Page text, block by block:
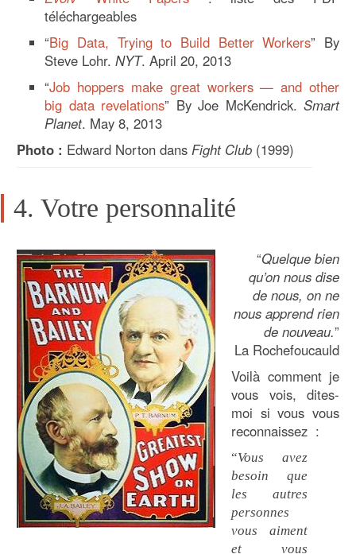
téléchargeables
“Big Data, Trying to Build Better Workers” By
Steve Lohr.NYT. April 20, 2013
“Job hoppers make great workers — and other
big data revelations” By Joe McKendrick. Smart
Planet. May 8, 2013
Photo : Edward Norton dans Fight Club (1999)
4. Votre personnalité
“Quelque bien
qu’on nous dise
de nous, on ne
nous apprend rien
de nouveau.”
La Rochefoucauld
Voilà comment je
vous vois, dites-
moi si vous vous
reconnaissez :
“Vous avez
besoin que
les autres
personnes
vous aiment
et vous